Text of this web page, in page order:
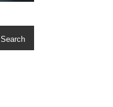
Search